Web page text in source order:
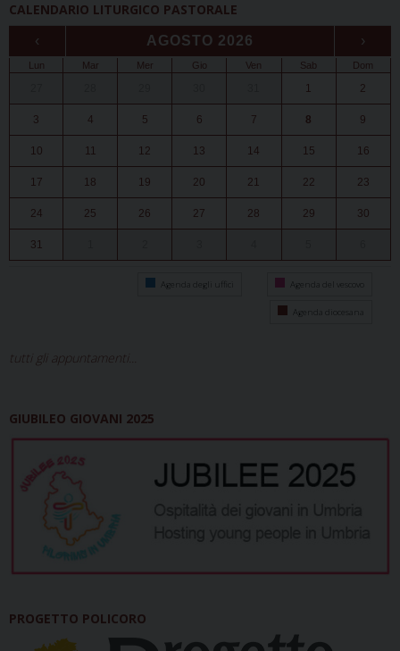
CALENDARIO LITURGICO PASTORALE
‹ AGOSTO 2026 ›
Lun Mar Mer Gio Ven Sab Dom
1 2
3 4 5 6 7 8 9
10 11 12 13 14 15 16
17 18 19 20 21 22 23
24 25 26 27 28 29 30
31
Agenda degli uffici Agenda del vescovo
Agenda diocesana
tutti gli appuntamenti...
GIUBILEO GIOVANI 2025
PROGETTO POLICORO